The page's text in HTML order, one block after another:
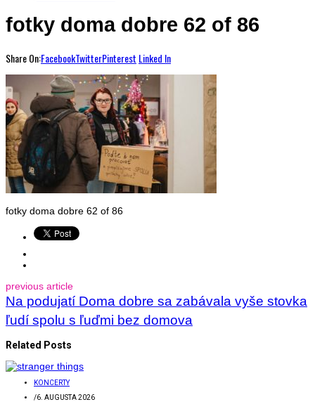
fotky doma dobre 62 of 86
Share On:FacebookTwitterPinterest Linked In
fotky doma dobre 62 of 86
previous article
Na podujatí Doma dobre sa zabávala vyše stovka
ľudí spolu s ľuďmi bez domova
Related Posts
KONCERTY
/6. AUGUSTA 2026